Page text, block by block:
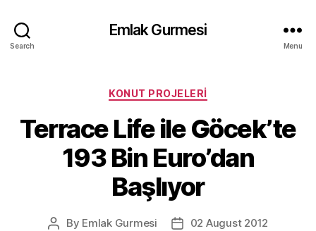
Search
Emlak Gurmesi
Menu
Categories
KONUT PROJELERI
Terrace Life ile Göcek’te
193 Bin Euro’dan
Başlıyor
Post
By Emlak Gurmesi
Post02 August 2012